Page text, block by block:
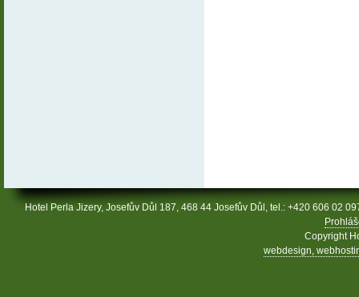
Hotel Perla Jizery, Josefův Důl 187, 468 44 Josefův Důl, tel.: +420 606 02
Copyright
webdesign,